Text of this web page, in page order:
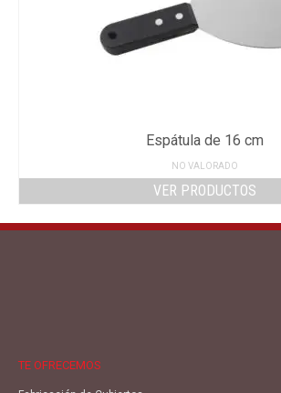
Espátula de 16 cm
NO VALORADO
VER PRODUCTOS
TE OFRECEMOS